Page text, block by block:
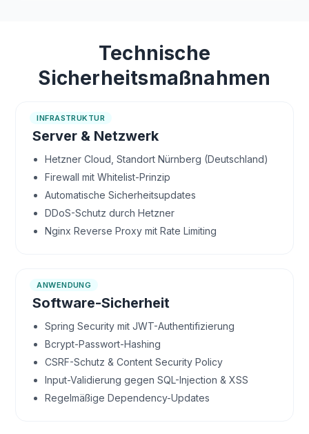
Technische
Sicherheitsmaßnahmen
INFRASTRUKTUR
Server & Netzwerk
Hetzner Cloud, Standort Nürnberg (Deutschland)
Firewall mit Whitelist-Prinzip
Automatische Sicherheitsupdates
DDoS-Schutz durch Hetzner
Nginx Reverse Proxy mit Rate Limiting
ANWENDUNG
Software-Sicherheit
Spring Security mit JWT-Authentifizierung
Bcrypt-Passwort-Hashing
CSRF-Schutz & Content Security Policy
Input-Validierung gegen SQL-Injection & XSS
Regelmäßige Dependency-Updates